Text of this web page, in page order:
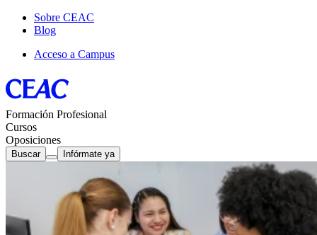
Sobre CEAC
Blog
Acceso a Campus
Formación Profesional
Cursos
Oposiciones
Buscar Infórmate ya